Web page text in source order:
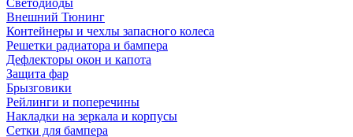
Светодиоды
Внешний Тюнинг
Контейнеры и чехлы запасного колеса
Решетки радиатора и бампера
Дефлекторы окон и капота
Защита фар
Брызговики
Рейлинги и поперечины
Накладки на зеркала и корпусы
Сетки для бампера